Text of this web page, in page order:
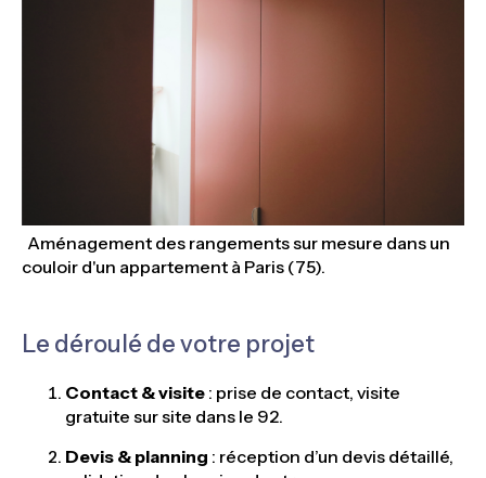
Aménagement des rangements sur mesure dans un
couloir d'un appartement à Paris (75).
Le déroulé de votre projet
Contact & visite : prise de contact, visite
gratuite sur site dans le 92.
Devis & planning : réception d’un devis détaillé,